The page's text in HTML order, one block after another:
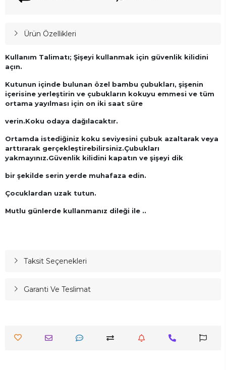
Ürün Özellikleri
Kullanım Talimatı; Şişeyi kullanmak için güvenlik kilidini
açın.
Kutunun içinde bulunan özel bambu çubukları, şişenin
içerisine yerleştirin ve çubukların kokuyu emmesi ve tüm
ortama yayılması için on iki saat süre
verin.Koku odaya dağılacaktır.
Ortamda istediğiniz koku seviyesini çubuk azaltarak veya
arttırarak gerçekleştirebilirsiniz.Çubukları
yakmayınız.Güvenlik kilidini kapatın ve şişeyi dik
bir şekilde serin yerde muhafaza edin.
Çocuklardan uzak tutun.
Mutlu günlerde kullanmanız dileği ile ..
Taksit Seçenekleri
Garanti Ve Teslimat